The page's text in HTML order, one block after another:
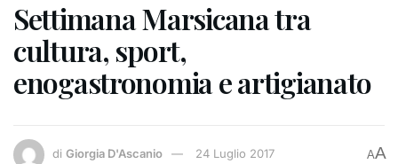
Settimana Marsicana tra
cultura, sport,
enogastronomia e artigianato
di Giorgia D'Ascanio 24 Luglio 2017 AA